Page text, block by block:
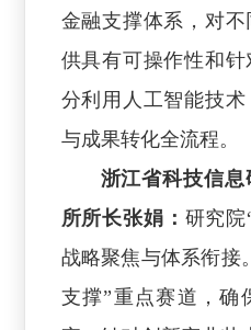
金融支撑体系，对
供具有可操作性和
分利用人工智能技
与成果转化全流程。
浙江省科技信
所所长张娟： 研究院
战略聚焦与体系衔接
支撑”重点赛道，确